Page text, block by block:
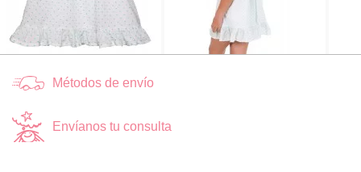
Métodos de envío
Envíanos tu consulta